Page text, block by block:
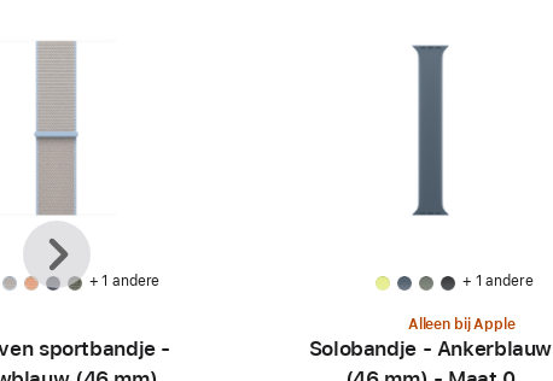
+ 1 andere
sportbandje -
+ 1 andere
Alleen bij Apple
Solobandje - Ankerblauw
Vorige
Volgende